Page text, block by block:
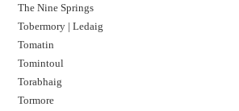
The Nine Springs
Tobermory | Ledaig
Tomatin
Tomintoul
Torabhaig
Tormore